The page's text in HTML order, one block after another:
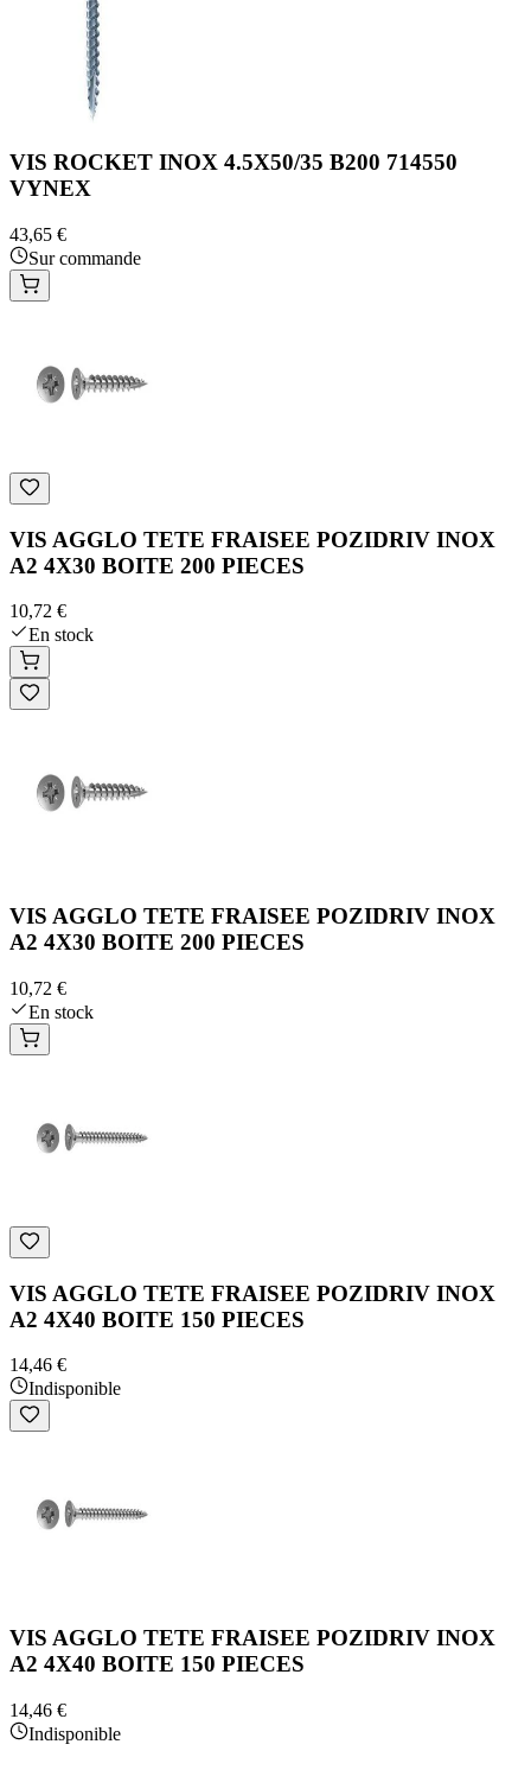
VIS ROCKET INOX 4.5X50/35 B200 714550
VYNEX
43,65 €
Sur commande
VIS AGGLO TETE FRAISEE POZIDRIV INOX
A2 4X30 BOITE 200 PIECES
10,72 €
En stock
VIS AGGLO TETE FRAISEE POZIDRIV INOX
A2 4X30 BOITE 200 PIECES
10,72 €
En stock
VIS AGGLO TETE FRAISEE POZIDRIV INOX
A2 4X40 BOITE 150 PIECES
14,46 €
Indisponible
VIS AGGLO TETE FRAISEE POZIDRIV INOX
A2 4X40 BOITE 150 PIECES
14,46 €
Indisponible